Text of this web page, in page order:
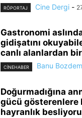
RÖPORTAJ Cine Dergi -
Gastronomi
gidişatını
canlı alanlardan
CINEHABER Banu
Doğurmadığına
gücü gösterenlere
hayranlık